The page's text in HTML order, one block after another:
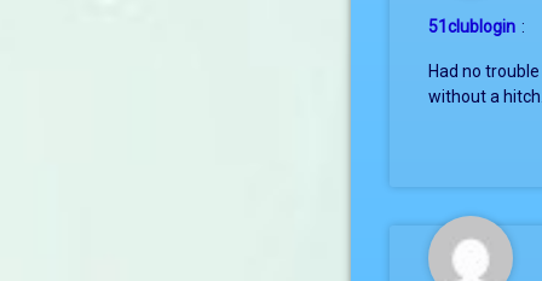
51clublogin :
Had no
without a